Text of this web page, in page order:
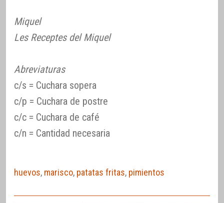
Miquel
Les Receptes del Miquel
Abreviaturas
c/s = Cuchara sopera
c/p = Cuchara de postre
c/c = Cuchara de café
c/n = Cantidad necesaria
huevos, marisco, patatas fritas, pimientos